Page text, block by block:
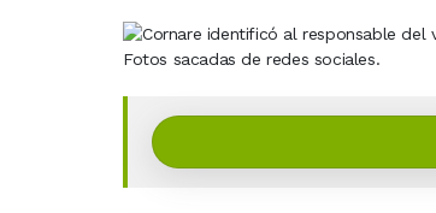
Fotos sacadas de redes sociales.